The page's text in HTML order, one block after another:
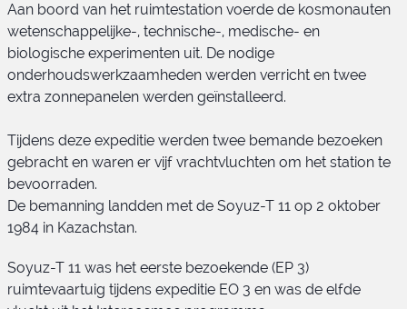
Aan boord van het ruimtestation voerde de kosmonauten
wetenschappelijke-, technische-, medische- en
biologische experimenten uit. De nodige
onderhoudswerkzaamheden werden verricht en twee
extra zonnepanelen werden geïnstalleerd.
Tijdens deze expeditie werden twee bemande bezoeken
gebracht en waren er vijf vrachtvluchten om het station te
bevoorraden.
De bemanning landden met de Soyuz-T 11 op 2 oktober
1984 in Kazachstan.
Soyuz-T 11 was het eerste bezoekende (EP 3)
ruimtevaartuig tijdens expeditie EO 3 en was de elfde